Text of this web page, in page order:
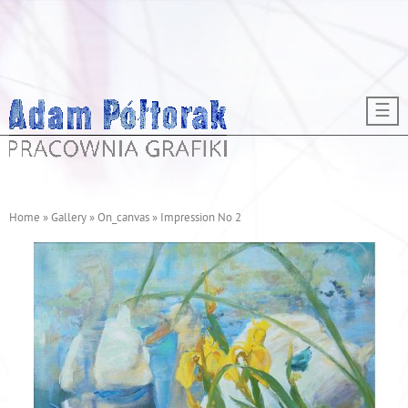
☰
Home »Gallery»On_canvas» Impression No 2